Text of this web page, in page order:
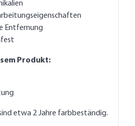
Entfernung
Produkt:
etwa 2 Jahre farbbeständig.